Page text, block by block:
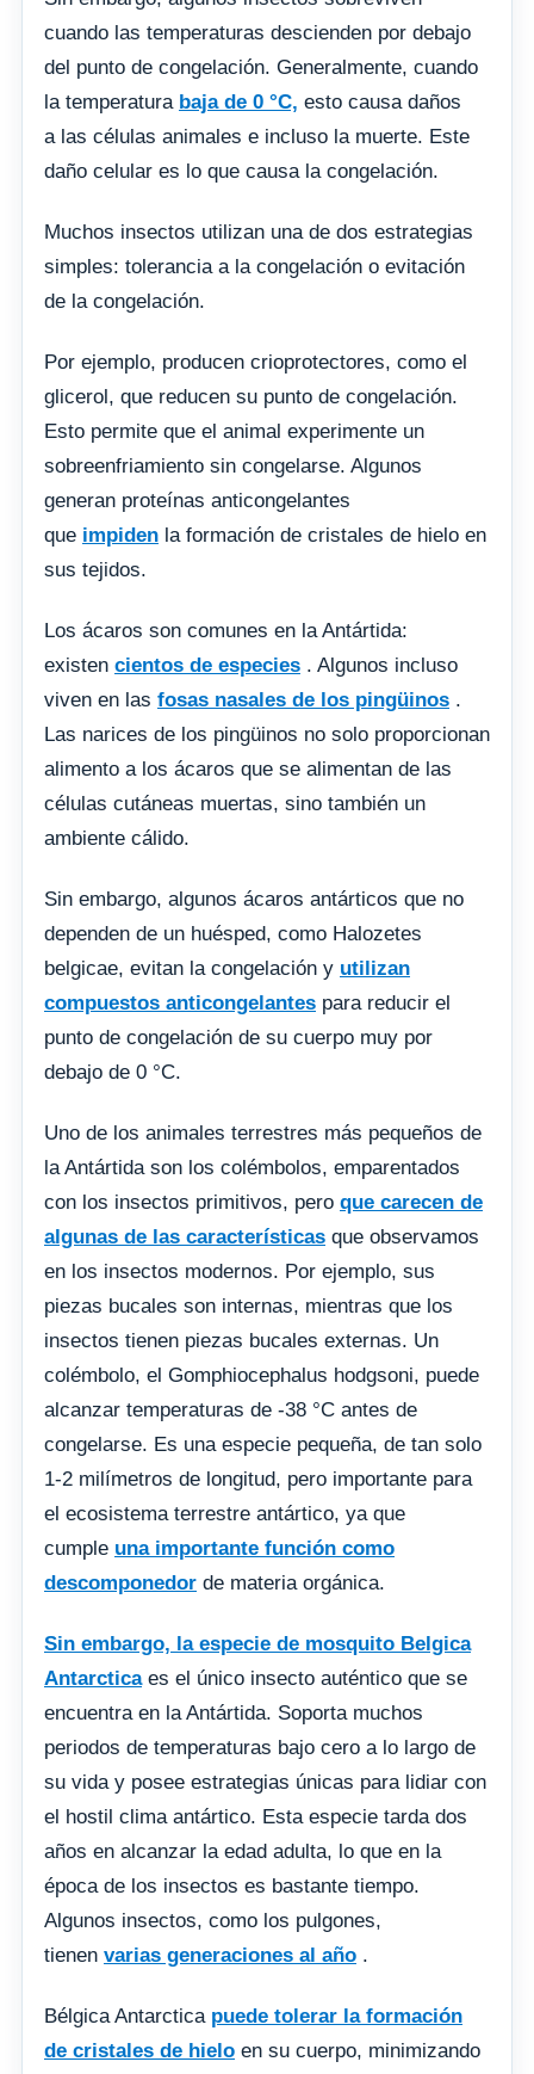
cuando las temperaturas descienden por debajo
del punto de congelación. Generalmente, cuando
la temperatura baja de 0 °C, esto causa daños
a las células animales e incluso la muerte. Este
daño celular es lo que causa la congelación.
Muchos insectos utilizan una de dos estrategias
simples: tolerancia a la congelación o evitación
de la congelación.
Por ejemplo, producen crioprotectores, como el
glicerol, que reducen su punto de congelación.
Esto permite que el animal experimente un
sobreenfriamiento sin congelarse. Algunos
generan proteínas anticongelantes
que impiden la formación de cristales de hielo en
sus tejidos.
Los ácaros son comunes en la Antártida:
existen cientos de especies . Algunos incluso
viven en las fosas nasales de los pingüinos .
Las narices de los pingüinos no solo proporcionan
alimento a los ácaros que se alimentan de las
células cutáneas muertas, sino también un
ambiente cálido.
Sin embargo, algunos ácaros antárticos que no
dependen de un huésped, como Halozetes
belgicae, evitan la congelación y utilizan
compuestos anticongelantes para reducir el
punto de congelación de su cuerpo muy por
debajo de 0 °C.
Uno de los animales terrestres más pequeños de
la Antártida son los colémbolos, emparentados
con los insectos primitivos, pero que carecen de
algunas de las características que observamos
en los insectos modernos. Por ejemplo, sus
piezas bucales son internas, mientras que los
insectos tienen piezas bucales externas. Un
colémbolo, el Gomphiocephalus hodgsoni, puede
alcanzar temperaturas de -38 °C antes de
congelarse. Es una especie pequeña, de tan solo
1-2 milímetros de longitud, pero importante para
el ecosistema terrestre antártico, ya que
cumple una importante función como
descomponedor de materia orgánica.
Sin embargo, la especie de mosquito Belgica
Antarcticaes el único insecto auténtico que se
encuentra en la Antártida. Soporta muchos
periodos de temperaturas bajo cero a lo largo de
su vida y posee estrategias únicas para lidiar con
el hostil clima antártico. Esta especie tarda dos
años en alcanzar la edad adulta, lo que en la
época de los insectos es bastante tiempo.
Algunos insectos, como los pulgones,
tienen varias generaciones al año .
Bélgica Antarctica puede tolerar la formación
de cristales de hielo en su cuerpo, minimizando